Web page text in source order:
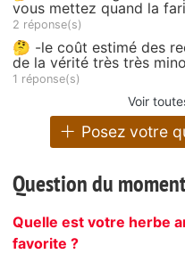
vous mettez quand la
2 réponse(s)
🤔 -le coût estimé des
de la vérité très très
1 réponse(s)
Voir
Posez votre
Question du
Quelle est votre herbe
favorite ?